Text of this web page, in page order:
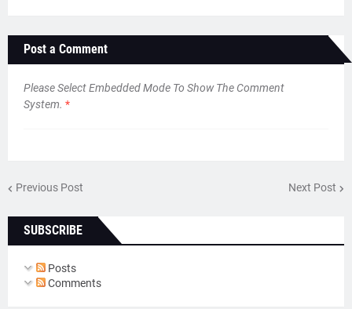
Post a Comment
Please Select Embedded Mode To Show The Comment
System. *
Previous Post Next Post
SUBSCRIBE
Posts
Comments